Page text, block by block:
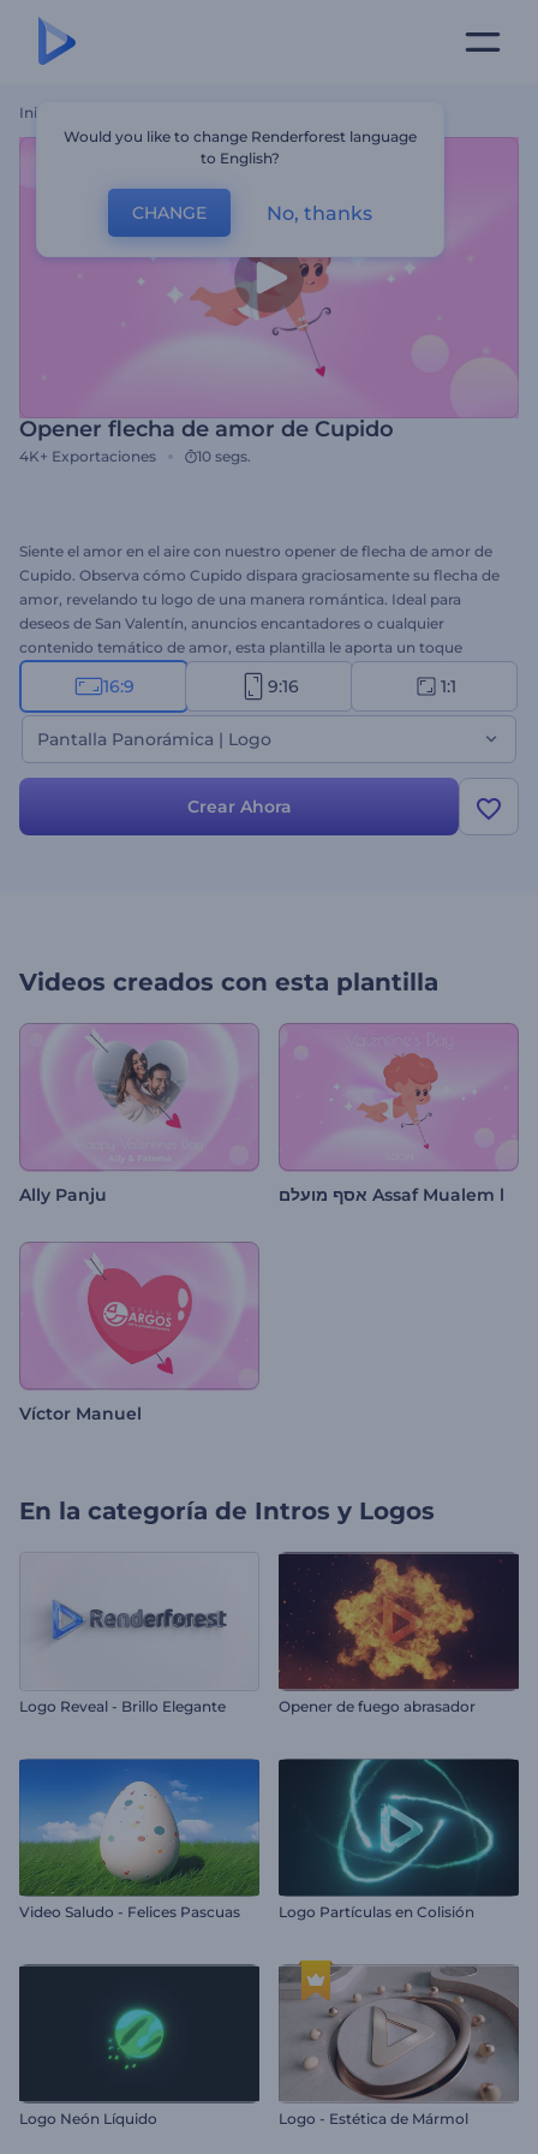
Inicio
Opener flecha de amor de Cupido
4K+ Exportaciones 10 segs.
Siente el amor en el aire con nuestro opener de flecha de amor de
Cupido. Observa cómo Cupido dispara graciosamente su flecha de
amor, revelando tu logo de una manera romántica. Ideal para
deseos de San Valentín, anuncios encantadores o cualquier
contenido temático de amor, esta plantilla le aporta un toque
encantador a tus proyectos. Personalízala con tu logo, escribe tus
textos sinceros y elige la música de fondo perfecta para hacer que
tu mensaje de San Valentín sea realmente especial. Crea ahora y
arranca una sonrisa en los rostros de los espectadores.
16:9 9:16 1:1
Pantalla Panorámica | Logo
Crear Ahora
Videos creados con esta plantilla
Ally Panju אסף מועלם Assaf Mualem l
Víctor Manuel
En la categoría de Intros y Logos
Logo Reveal - Brillo Elegante Opener de fuego abrasador
Video Saludo - Felices Pascuas Logo Partículas en Colisión
Logo Neón Líquido Logo - Estética de Mármol
Would you like to change Renderforest language
to English?
CHANGE No, thanks